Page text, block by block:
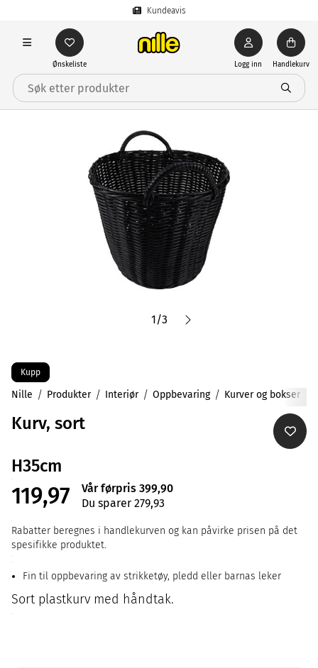
Kundeavis
Ønskeliste Logg inn Handlekurv
1/3
Kupp
Nille Produkter Interiør Oppbevaring Kurver og bokser
Kurv, sort
H35cm
119,97
Vår førpris 399,90
Du sparer 279,93
Rabatter beregnes i handlekurven og kan påvirke prisen på det
spesifikke produktet.
Fin til oppbevaring av strikketøy, pledd eller barnas leker
Sort plastkurv med håndtak.